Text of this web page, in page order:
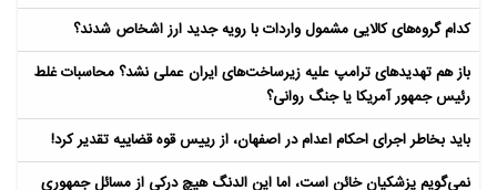
کدام گروه‌های کالایی مشمول واردات با رویه جدید ارز اشخاص شدند؟
باز هم تهدیدهای ترامپ علیه زیرساخت‌های ایران عملی نشد؟ محاسبات غلط
رئیس جمهور آمریکا یا جنگ روانی؟
باید بخاطر اجرای احکام اعدام در اصفهان، از رییس قوه قضاییه تقدیر کرد!
نمی‌گویم پزشکیان خائن است، اما این الدنگ هیچ درکی از مسائل جمهوری